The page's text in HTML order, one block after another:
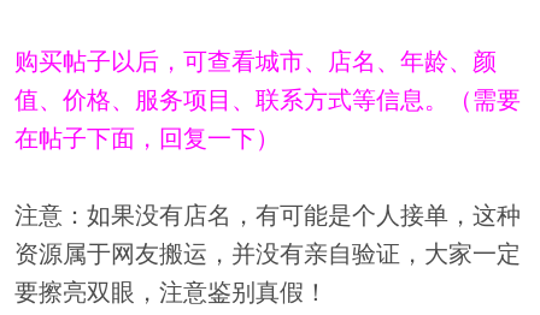
购买帖子以后，可查看城市、店名、年龄、颜
值、价格、服务项目、联系方式等信息。（需要
在帖子下面，回复一下）
注意：如果没有店名，有可能是个人接单，这种
资源属于网友搬运，并没有亲自验证，大家一定
要擦亮双眼，注意鉴别真假！